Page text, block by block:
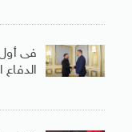
فى أول
الدفاع